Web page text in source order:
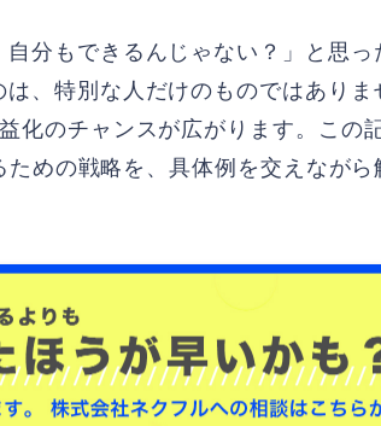
分もできるんじゃない？」と思っ
、特別な人だけのものではありま
化のチャンスが広がります。この
めの戦略を、具体例を交えながら